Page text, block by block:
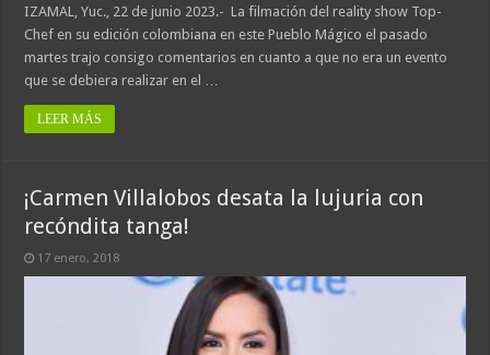
IZAMAL, Yuc., 22 de junio 2023.- La filmación del reality show Top-
Chef en su edición colombiana en este Pueblo Mágico el pasado
martes trajo consigo comentarios en cuanto a que no era un evento
que se debiera realizar en el …
LEER MÁS
¡Carmen Villalobos desata la lujuria con
recóndita tanga!
17 enero, 2018